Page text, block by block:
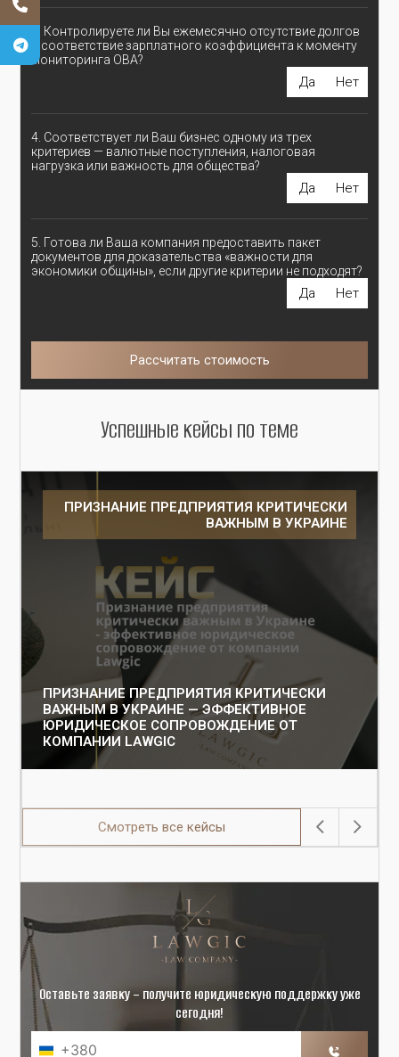
3. Контролируете ли Вы ежемесячно отсутствие долгов
и соответствие зарплатного коэффициента к моменту
мониторинга ОВА?
Да Нет
4. Соответствует ли Ваш бизнес одному из трех
критериев — валютные поступления, налоговая
нагрузка или важность для общества?
Да Нет
5. Готова ли Ваша компания предоставить пакет
документов для доказательства «важности для
экономики общины», если другие критерии не подходят?
Да Нет
Рассчитать стоимость
Успешные кейсы по теме
ПРИЗНАНИЕ ПРЕДПРИЯТИЯ КРИТИЧЕСКИ
ВАЖНЫМ В УКРАИНЕ
ПРИЗНАНИЕ ПРЕДПРИЯТИЯ КРИТИЧЕСКИ
ВАЖНЫМ В УКРАИНЕ — ЭФФЕКТИВНОЕ
ЮРИДИЧЕСКОЕ СОПРОВОЖДЕНИЕ ОТ
КОМПАНИИ LAWGIC
Смотреть все кейсы
Оставьте заявку – получите юридическую поддержку уже
сегодня!